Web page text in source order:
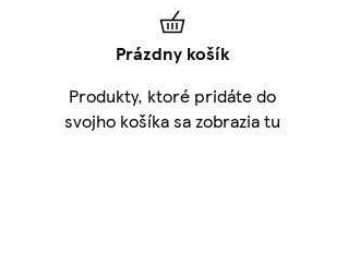
Prázdny košík
Produkty, ktoré pridáte do
svojho košíka sa zobrazia tu